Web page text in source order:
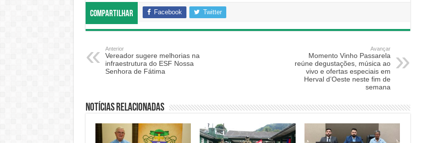
Compartilhar Facebook Twitter
Anterior
Vereador sugere melhorias na
infraestrutura do ESF Nossa
Senhora de Fátima
Avançar
Momento Vinho Passarela
reúne degustações, música ao
vivo e ofertas especiais em
Herval d’Oeste neste fim de
semana
Notícias relacionadas